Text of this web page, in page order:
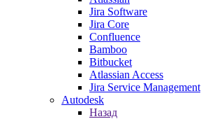
Jira Software
Jira Core
Confluence
Bamboo
Bitbucket
Atlassian Access
Jira Service Management
Autodesk
Назад